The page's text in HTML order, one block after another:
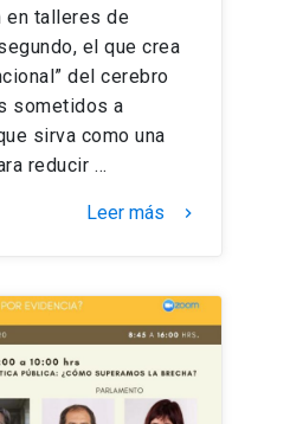
en talleres de
el que crea
del cerebro
sometidos a
sirva como una
reducir …
Leer más keyboard_arrow_right